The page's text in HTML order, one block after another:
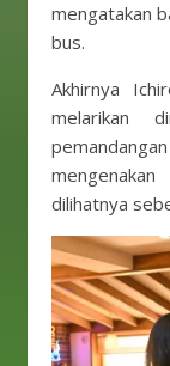
mengatakan
bus.
Akhirnya
melarikan
dilihatnya